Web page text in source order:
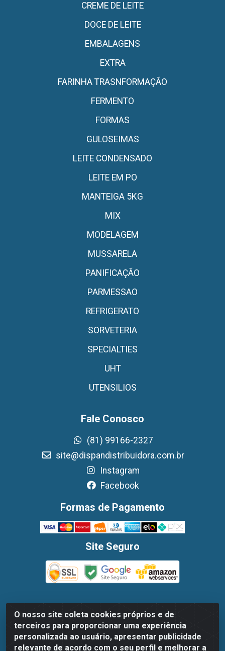
O nosso site coleta cookies próprios e de
terceiros para proporcionar uma experiência
personalizada ao usuário, apresentar publicidade
relevante de acordo com o seu perfil e melhorar a
CREME DE LEITE
DOCE DE LEITE
EMBALAGENS
EXTRA
FARINHA TRASNFORMAÇÃO
FERMENTO
FORMAS
GULOSEIMAS
LEITE CONDENSADO
LEITE EM PO
MANTEIGA 5KG
MIX
MODELAGEM
MUSSARELA
PANIFICAÇÃO
PARMESSAO
REFRIGERATO
SORVETERIA
SPECIALTIES
UHT
UTENSILIOS
Fale Conosco
(81) 99166-2327
site@dispandistribuidora.com.br
Instagram
Facebook
Formas de Pagamento
Site Seguro
Dispan Distribuidora de Alimentos LTDA - Avenida
Marechal Mascarenhas De Moraes, 1048- Imbiribeira,
Recife/PE - CEP 51.170-000 - CNPJ 30.779.584/0003-78